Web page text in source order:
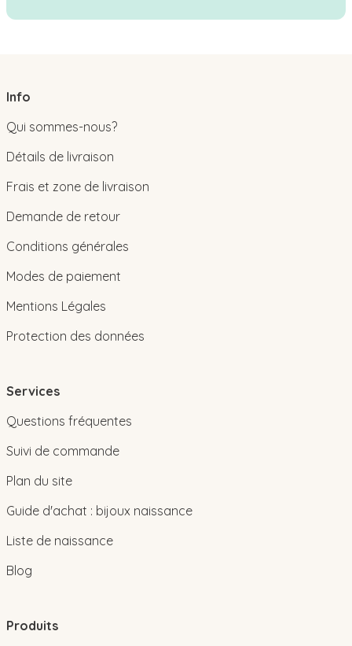
Info
Qui sommes-nous?
Détails de livraison
Frais et zone de livraison
Demande de retour
Conditions générales
Modes de paiement
Mentions Légales
Protection des données
Services
Questions fréquentes
Suivi de commande
Plan du site
Guide d'achat : bijoux naissance
Liste de naissance
Blog
Produits